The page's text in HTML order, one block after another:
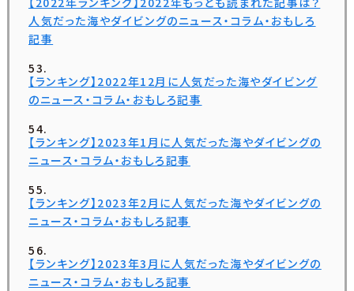
人気だった海やダイビングのニュース・コラム・おもしろ
記事
【ランキング】2022年12月に人気だった海やダイビング
のニュース・コラム・おもしろ記事
【ランキング】2023年1月に人気だった海やダイビングの
ニュース・コラム・おもしろ記事
【ランキング】2023年2月に人気だった海やダイビングの
ニュース・コラム・おもしろ記事
【ランキング】2023年3月に人気だった海やダイビングの
ニュース・コラム・おもしろ記事